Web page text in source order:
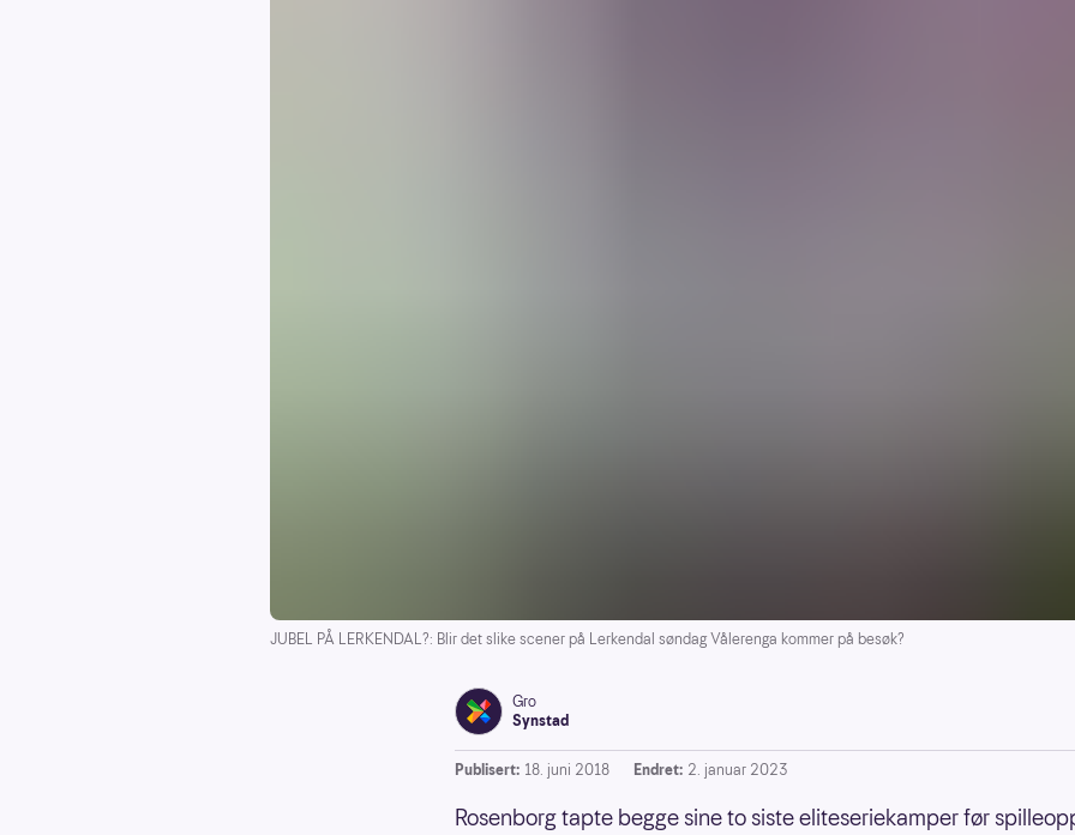
JUBEL PÅ LERKENDAL?: Blir det slike scener på Lerkendal søndag Vålerenga kommer på besøk?
Gro
Synstad
Publisert: 18. juni 2018 Endret: 2. januar 2023
Rosenborg tapte begge sine to siste eliteseriekamper før